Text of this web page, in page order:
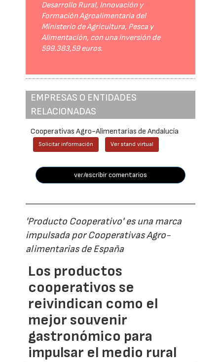
Desarrollo Rural, Innovación y
Formación Agroalimentaria del
Ministerio de Agricultura, Pesca y
Alimentación, con una inversión de
599.383,59 euros.
EMPRESAS O ENTIDADES
RELACIONADAS
Cooperativas Agro-Alimentarias de Andalucía
Solicitar información Ver stand virtual
ver/escribir comentarios
'Producto Cooperativo' es una marca
impulsada por Cooperativas Agro-
alimentarias de España
Los productos
cooperativos se
reivindican como el
mejor souvenir
gastronómico para
impulsar el medio rural